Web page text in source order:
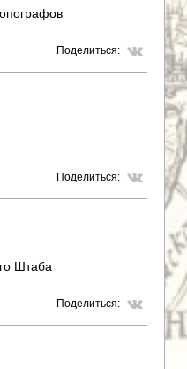
Поделиться:
Поделиться:
Штаба
Поделиться: